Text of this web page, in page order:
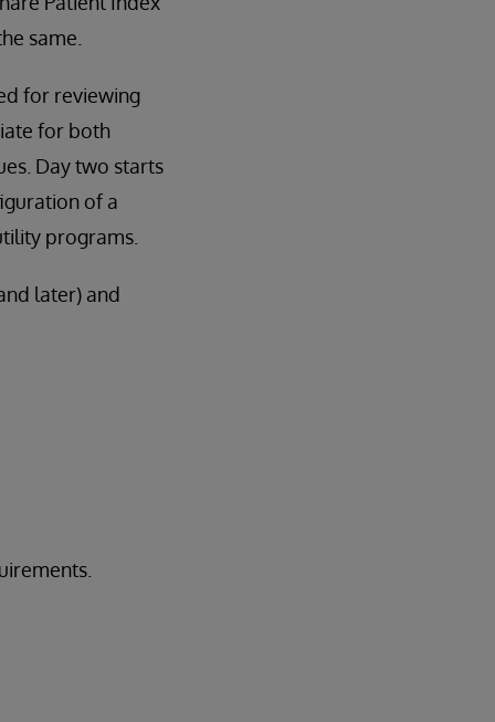
same.
for reviewing
for both
Day two starts
of a
programs.
later) and